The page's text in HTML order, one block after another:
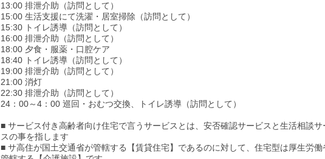
13:00 排泄介助（訪問として）
15:00 生活支援にて洗濯・居室掃除（訪問として）
15:30 トイレ誘導（訪問として）
16:00 排泄介助（訪問として）
18:00 夕食・服薬・口腔ケア
18:40 トイレ誘導（訪問として）
19:00 排泄介助（訪問として）
21:00 消灯
22:30 排泄介助（訪問として）
24：00～4：00 巡回・おむつ交換、トイレ誘導（訪問として）
■ サービス付き高齢者向け住宅で言うサービスとは、安否確認サービスと生活相談サ
スの事を指します
■ サ高住が国土交通省が管轄する【賃貸住宅】であるのに対して、住宅型は厚生労働